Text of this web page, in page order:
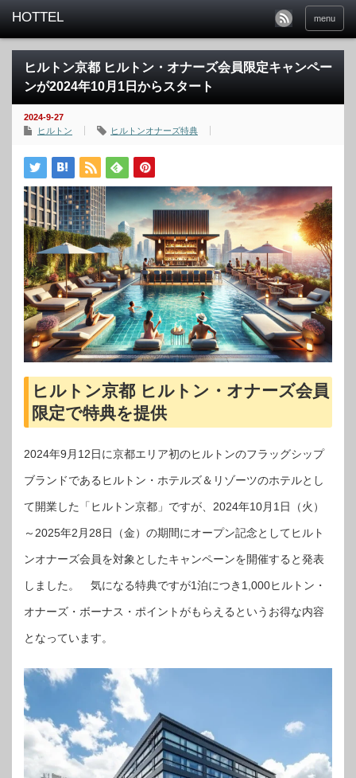
menu
ヒルトン京都 ヒルトン・オナーズ会員限定キャンペー
ンが2024年10月1日からスタート
2024-9-27
ヒルトン
ヒルトンオナーズ特典
ヒルトン京都 ヒルトン・オナーズ会員
限定で特典を提供
2024年9月12日に京都エリア初のヒルトンのフラッグシップ
ブランドであるヒルトン・ホテルズ＆リゾーツのホテルとし
て開業した「ヒルトン京都」ですが、2024年10月1日（火）
～2025年2月28日（金）の期間にオープン記念としてヒルト
ンオナーズ会員を対象としたキャンペーンを開催すると発表
しました。 気になる特典ですが1泊につき1,000ヒルトン・
オナーズ・ボーナス・ポイントがもらえるというお得な内容
となっています。